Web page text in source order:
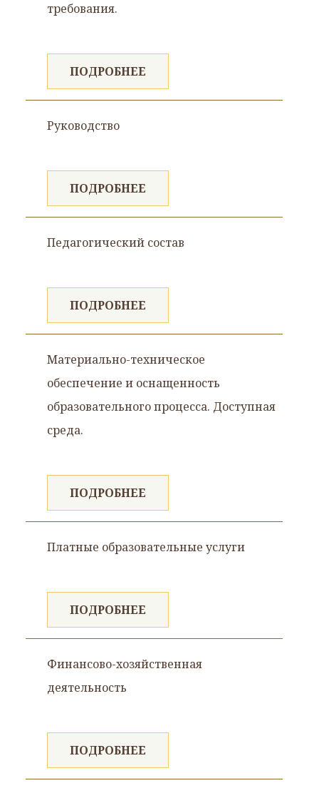
требования.
ПОДРОБНЕЕ
Руководство
ПОДРОБНЕЕ
Педагогический состав
ПОДРОБНЕЕ
Материально-техническое
обеспечение и оснащенность
образовательного процесса. Доступная
среда.
ПОДРОБНЕЕ
Платные образовательные услуги
ПОДРОБНЕЕ
Финансово-хозяйственная
деятельность
ПОДРОБНЕЕ